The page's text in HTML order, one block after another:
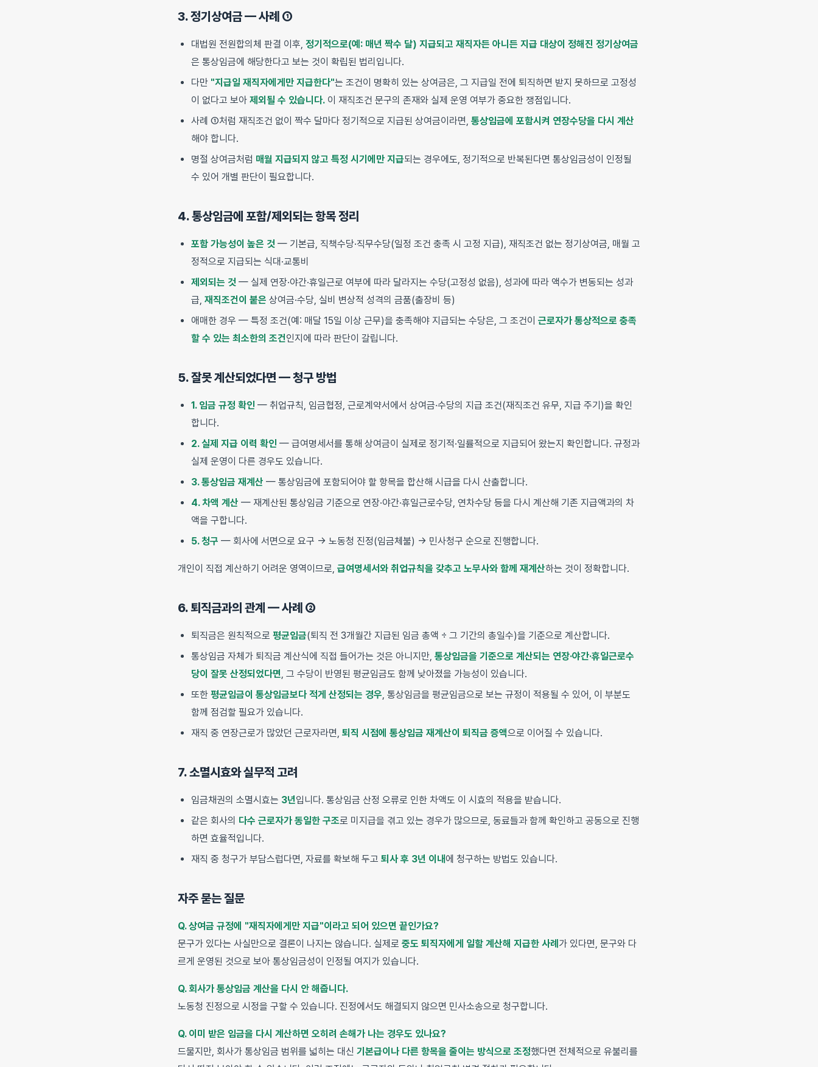
3. 정기상여금 — 사례 ①
대법원 전원합의체 판결 이후, 정기적으로(예: 매년 짝수 달) 지급되고 재직자든 아니든 지급 대상이 정해진 정기상여금
은 통상임금에 해당한다고 보는 것이 확립된 법리입니다.
다만 "지급일 재직자에게만 지급한다"는 조건이 명확히 있는 상여금은, 그 지급일 전에 퇴직하면 받지 못하므로 고정성
이 없다고 보아 제외될 수 있습니다. 이 재직조건 문구의 존재와 실제 운영 여부가 중요한 쟁점입니다.
사례 ①처럼 재직조건 없이 짝수 달마다 정기적으로 지급된 상여금이라면, 통상임금에 포함시켜 연장수당을 다시 계산
해야 합니다.
명절 상여금처럼 매월 지급되지 않고 특정 시기에만 지급되는 경우에도, 정기적으로 반복된다면 통상임금성이 인정될
수 있어 개별 판단이 필요합니다.
4. 통상임금에 포함/제외되는 항목 정리
포함 가능성이 높은 것 — 기본급, 직책수당·직무수당(일정 조건 충족 시 고정 지급), 재직조건 없는 정기상여금, 매월 고
정적으로 지급되는 식대·교통비
제외되는 것 — 실제 연장·야간·휴일근로 여부에 따라 달라지는 수당(고정성 없음), 성과에 따라 액수가 변동되는 성과
급, 재직조건이 붙은 상여금·수당, 실비 변상적 성격의 금품(출장비 등)
애매한 경우 — 특정 조건(예: 매달 15일 이상 근무)을 충족해야 지급되는 수당은, 그 조건이 근로자가 통상적으로 충족
할 수 있는 최소한의 조건인지에 따라 판단이 갈립니다.
5. 잘못 계산되었다면 — 청구 방법
1. 임금 규정 확인 — 취업규칙, 임금협정, 근로계약서에서 상여금·수당의 지급 조건(재직조건 유무, 지급 주기)을 확인
합니다.
2. 실제 지급 이력 확인 — 급여명세서를 통해 상여금이 실제로 정기적·일률적으로 지급되어 왔는지 확인합니다. 규정과
실제 운영이 다른 경우도 있습니다.
3. 통상임금 재계산 — 통상임금에 포함되어야 할 항목을 합산해 시급을 다시 산출합니다.
4. 차액 계산 — 재계산된 통상임금 기준으로 연장·야간·휴일근로수당, 연차수당 등을 다시 계산해 기존 지급액과의 차
액을 구합니다.
5. 청구 — 회사에 서면으로 요구 → 노동청 진정(임금체불) → 민사청구 순으로 진행합니다.
개인이 직접 계산하기 어려운 영역이므로, 급여명세서와 취업규칙을 갖추고 노무사와 함께 재계산하는 것이 정확합니다.
6. 퇴직금과의 관계 — 사례 ②
퇴직금은 원칙적으로 평균임금(퇴직 전 3개월간 지급된 임금 총액 ÷ 그 기간의 총일수)을 기준으로 계산합니다.
통상임금 자체가 퇴직금 계산식에 직접 들어가는 것은 아니지만, 통상임금을 기준으로 계산되는 연장·야간·휴일근로수
당이 잘못 산정되었다면, 그 수당이 반영된 평균임금도 함께 낮아졌을 가능성이 있습니다.
또한 평균임금이 통상임금보다 적게 산정되는 경우, 통상임금을 평균임금으로 보는 규정이 적용될 수 있어, 이 부분도
함께 점검할 필요가 있습니다.
재직 중 연장근로가 많았던 근로자라면, 퇴직 시점에 통상임금 재계산이 퇴직금 증액으로 이어질 수 있습니다.
7. 소멸시효와 실무적 고려
임금채권의 소멸시효는 3년입니다. 통상임금 산정 오류로 인한 차액도 이 시효의 적용을 받습니다.
같은 회사의 다수 근로자가 동일한 구조로 미지급을 겪고 있는 경우가 많으므로, 동료들과 함께 확인하고 공동으로 진행
하면 효율적입니다.
재직 중 청구가 부담스럽다면, 자료를 확보해 두고 퇴사 후 3년 이내에 청구하는 방법도 있습니다.
자주 묻는 질문
Q. 상여금 규정에 "재직자에게만 지급"이라고 되어 있으면 끝인가요?
문구가 있다는 사실만으로 결론이 나지는 않습니다. 실제로 중도 퇴직자에게 일할 계산해 지급한 사례 가 있다면, 문구와 다
르게 운영된 것으로 보아 통상임금성이 인정될 여지가 있습니다.
Q. 회사가 통상임금 계산을 다시 안 해줍니다.
노동청 진정으로 시정을 구할 수 있습니다. 진정에서도 해결되지 않으면 민사소송으로 청구합니다.
Q. 이미 받은 임금을 다시 계산하면 오히려 손해가 나는 경우도 있나요?
드물지만, 회사가 통상임금 범위를 넓히는 대신 기본급이나 다른 항목을 줄이는 방식으로 조정했다면 전체적으로 유불리를